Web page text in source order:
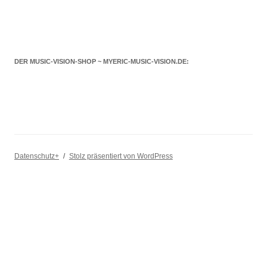
DER MUSIC-VISION-SHOP ~ MYERIC-MUSIC-VISION.DE:
Datenschutz+ Stolz präsentiert von WordPress